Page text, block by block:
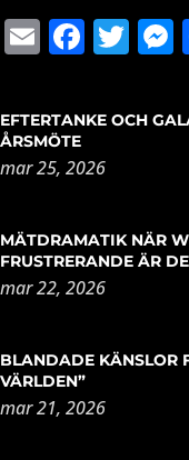
Email
EFTERTANKE OCH
ÅRSMÖTE
mar 25, 2026
MÄTDRAMATIK NÄR
FRUSTRERANDE ÄR
mar 22, 2026
BLANDADE KÄNSLOR
VÄRLDEN”
mar 21, 2026